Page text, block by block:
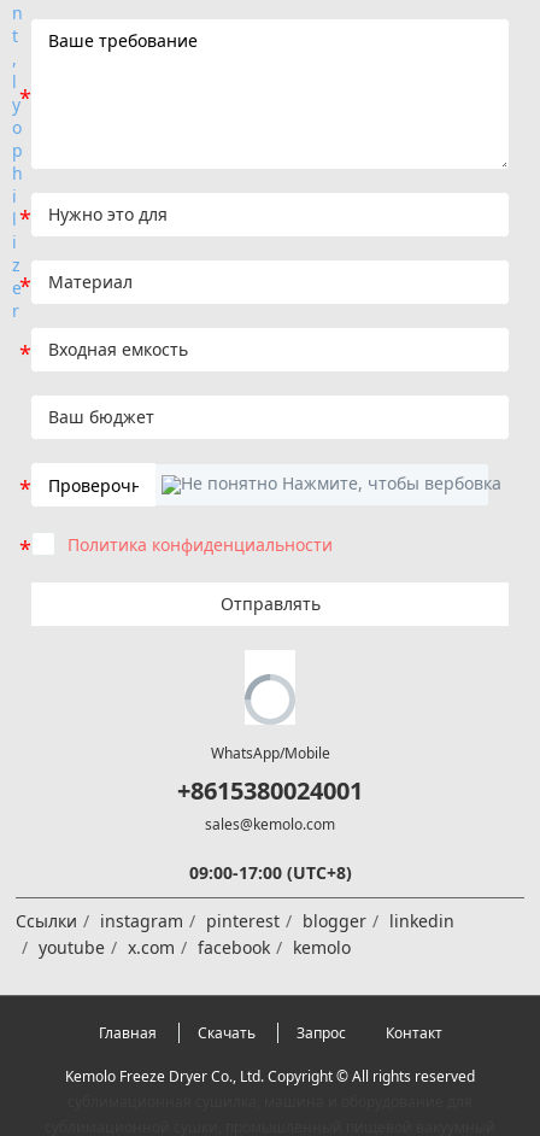
Политика конфиденциальности
Отправлять
WhatsApp/Mobile
+8615380024001
sales@kemolo.com
09:00-17:00 (UTC+8)
Ссылки instagram pinterest blogger
linkedin
youtube
x.com facebook kemolo
Главная Скачать Запрос Контакт
Kemolo Freeze Dryer Co., Ltd. Copyright © All rights reserved